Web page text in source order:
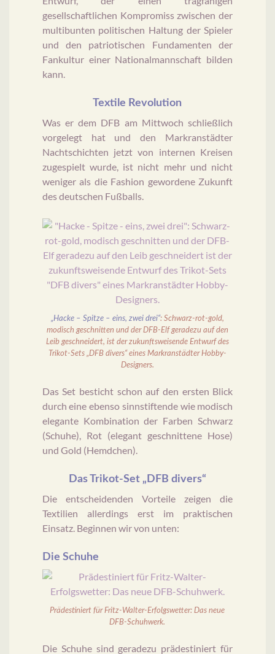
gesellschaftlichen Kompromiss zwischen der
multibunten politischen Haltung der Spieler
und den patriotischen Fundamenten der
Fankultur einer Nationalmannschaft bilden
kann.
Textile Revolution
Was er dem DFB am Mittwoch schließlich
vorgelegt hat und den Markranstädter
Nachtschichten jetzt von internen Kreisen
zugespielt wurde, ist nicht mehr und nicht
weniger als die Fashion gewordene Zukunft
des deutschen Fußballs.
„Hacke – Spitze – eins, zwei drei“: Schwarz-rot-gold,
modisch geschnitten und der DFB-Elf geradezu auf den
Leib geschneidert, ist der zukunftsweisende Entwurf des
Trikot-Sets „DFB divers“ eines Markranstädter Hobby-
Designers.
Das Set besticht schon auf den ersten Blick
durch eine ebenso sinnstiftende wie modisch
elegante Kombination der Farben Schwarz
(Schuhe), Rot (elegant geschnittene Hose)
und Gold (Hemdchen).
Das Trikot-Set „DFB divers“
Die entscheidenden Vorteile zeigen die
Textilien allerdings erst im praktischen
Einsatz. Beginnen wir von unten:
Die Schuhe
Prädestiniert für Fritz-Walter-Erfolgswetter: Das neue
DFB-Schuhwerk.
Die Schuhe sind geradezu prädestiniert für